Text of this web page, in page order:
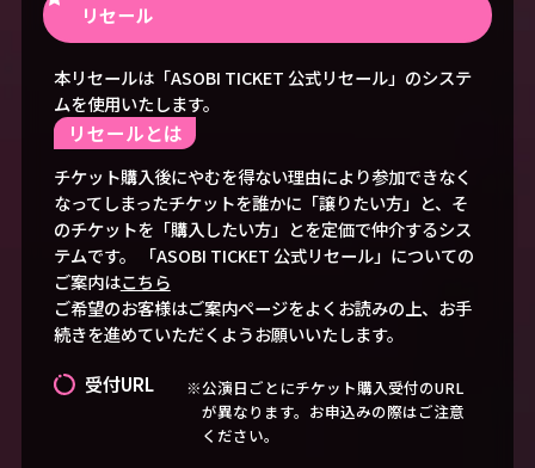
リセール
本リセールは「ASOBI TICKET 公式リセール」のシステ
ムを使用いたします。
リセールとは
チケット購入後にやむを得ない理由により参加できなく
なってしまったチケットを誰かに「譲りたい方」と、そ
のチケットを「購入したい方」とを定価で仲介するシス
テムです。 「ASOBI TICKET 公式リセール」についての
ご案内はこちら
ご希望のお客様はご案内ページをよくお読みの上、お手
続きを進めていただくようお願いいたします。
受付URL
※公演日ごとにチケット購入受付のURL
が異なります。お申込みの際はご注意
ください。